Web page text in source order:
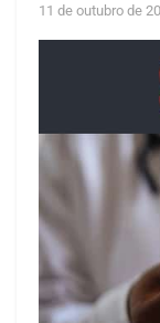
11 de outubro de